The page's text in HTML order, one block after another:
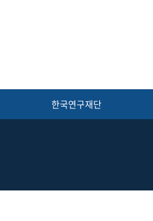
한국연구재단